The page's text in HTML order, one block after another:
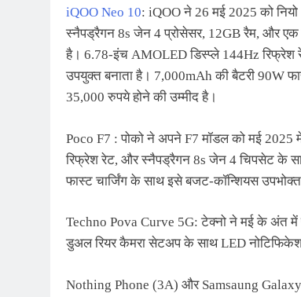
iQOO Neo 10: iQOO ने 26 मई 2025 को
स्नैपड्रैगन 8s जेन 4 प्रोसेसर, 12GB रैम, और एक
है। 6.78-इंच AMOLED डिस्प्ले 144Hz
उपयुक्त बनाता है। 7,000mAh की बैटरी 90W
35,000 रुपये होने की उम्मीद है।
Poco F7 : पोको ने अपने F7 मॉडल को मई 2025
रिफ्रेश रेट, और स्नैपड्रैगन 8s जेन 4 चिपसेट के
फास्ट चार्जिंग के साथ इसे बजट-कॉन्शियस
Techno Pova Curve 5G: टेक्नो ने मई के अंत में
डुअल रियर कैमरा सेटअप के साथ LED
Nothing Phone (3A) और Samsaung